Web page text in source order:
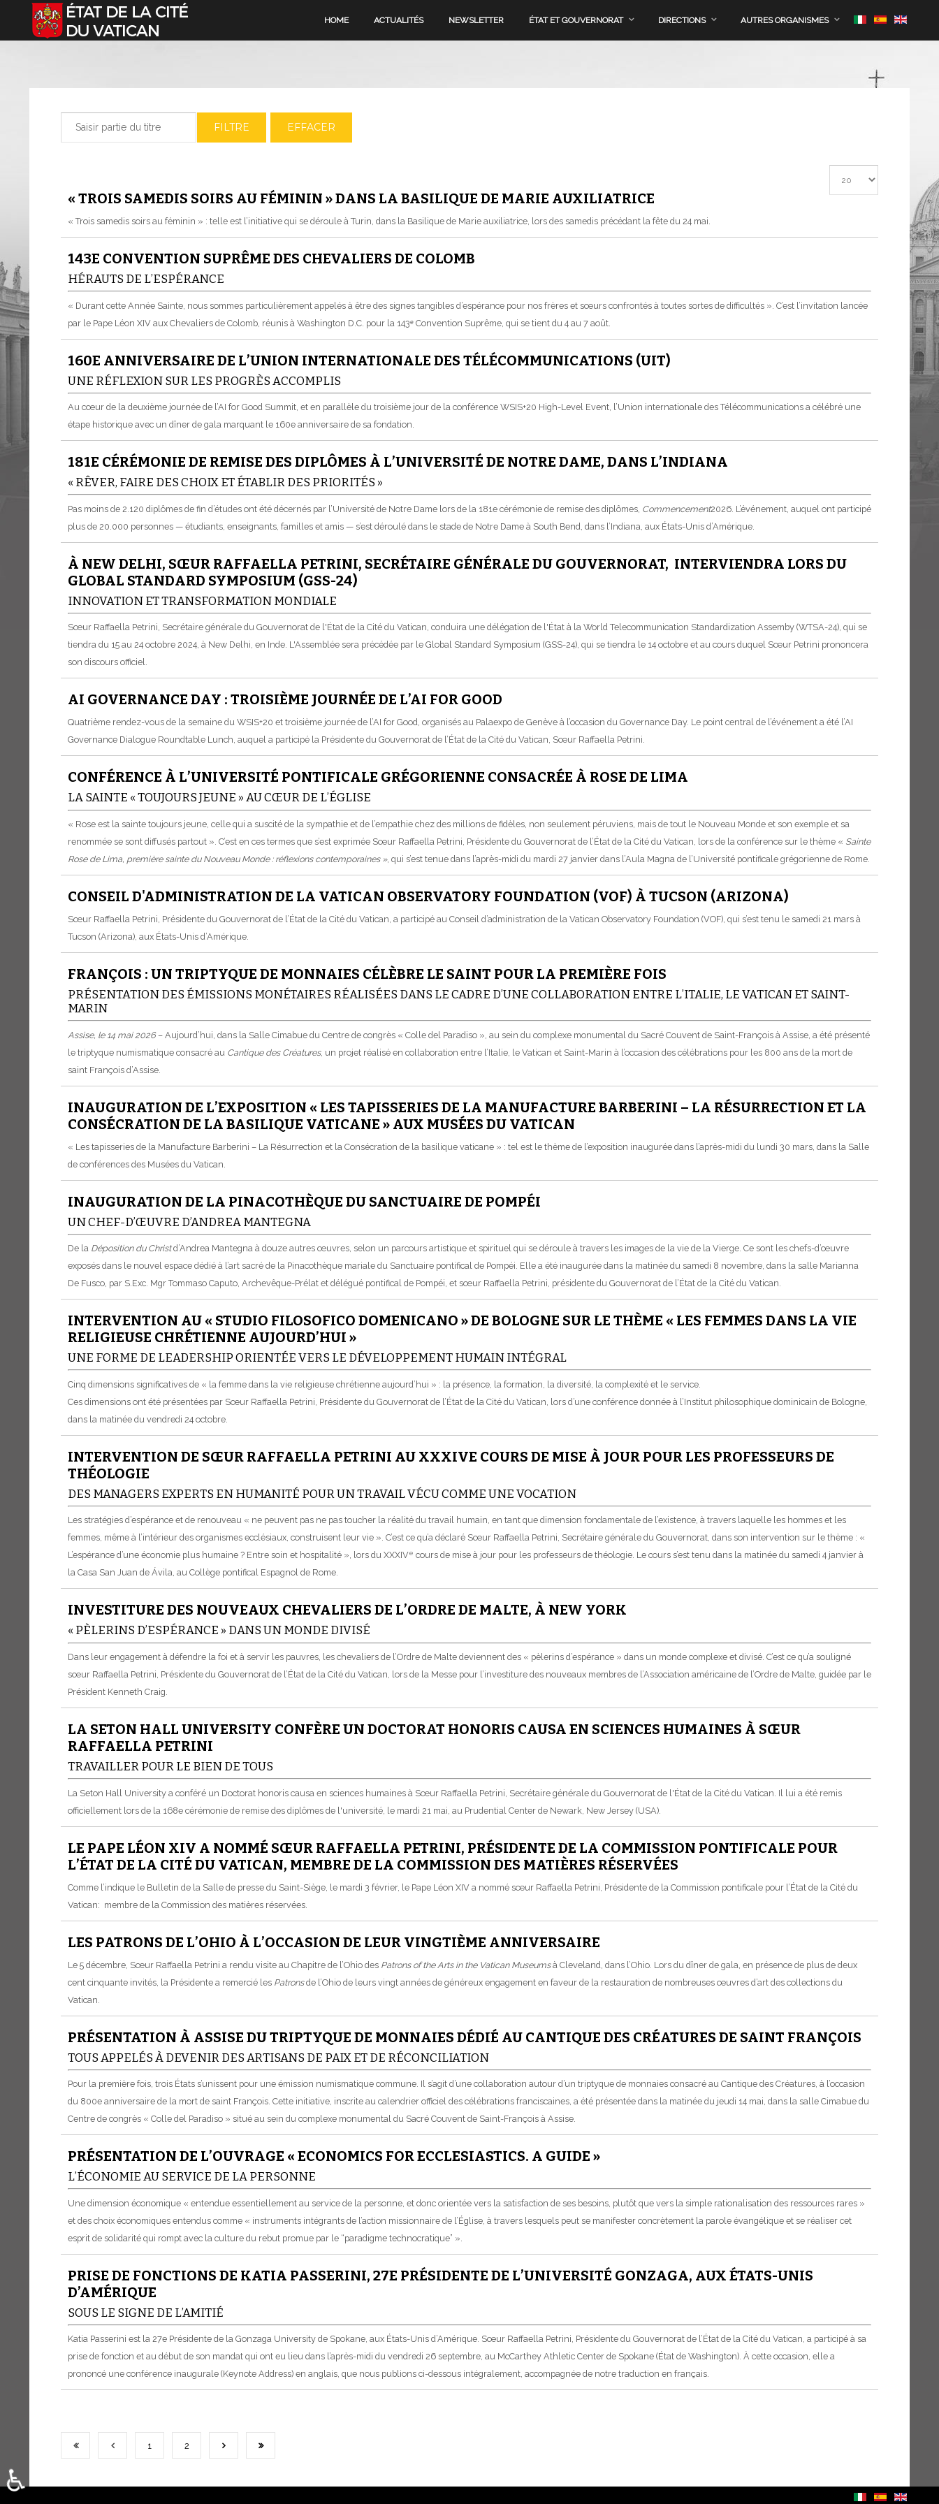
Sélectionnez votre langue HOME ACTUALITÉS NEWSLETTER ÉTAT ET GOUVERNORAT DIRECTIONS AUTRES ORGANISMES
FILTRE EFFACER
« TROIS SAMEDIS SOIRS AU FÉMININ » DANS LA BASILIQUE DE MARIE AUXILIATRICE
« Trois samedis soirs au féminin » : telle est l’initiative qui se déroule à Turin, dans la Basilique de Marie auxiliatrice, lors des samedis précédant la fête du 24 mai.
143E CONVENTION SUPRÊME DES CHEVALIERS DE COLOMB
HÉRAUTS DE L’ESPÉRANCE
« Durant cette Année Sainte, nous sommes particulièrement appelés à être des signes tangibles d’espérance pour nos frères et sœurs confrontés à toutes sortes de difficultés ». C’est l’invitation lancée
par le Pape Léon XIV aux Chevaliers de Colomb, réunis à Washington D.C. pour la 143ᵉ Convention Suprême, qui se tient du 4 au 7 août.
160E ANNIVERSAIRE DE L’UNION INTERNATIONALE DES TÉLÉCOMMUNICATIONS (UIT)
UNE RÉFLEXION SUR LES PROGRÈS ACCOMPLIS
Au cœur de la deuxième journée de l’AI for Good Summit, et en parallèle du troisième jour de la conférence WSIS+20 High-Level Event, l’Union internationale des Télécommunications a célébré une
étape historique avec un dîner de gala marquant le 160e anniversaire de sa fondation.
181E CÉRÉMONIE DE REMISE DES DIPLÔMES À L’UNIVERSITÉ DE NOTRE DAME, DANS L’INDIANA
« RÊVER, FAIRE DES CHOIX ET ÉTABLIR DES PRIORITÉS »
Pas moins de 2.120 diplômes de fin d’études ont été décernés par l’Université de Notre Dame lors de la 181e cérémonie de remise des diplômes, Commencement2026. L’événement, auquel ont participé
plus de 20.000 personnes — étudiants, enseignants, familles et amis — s’est déroulé dans le stade de Notre Dame à South Bend, dans l’Indiana, aux États-Unis d’Amérique.
À NEW DELHI, SŒUR RAFFAELLA PETRINI, SECRÉTAIRE GÉNÉRALE DU GOUVERNORAT, INTERVIENDRA LORS DU
GLOBAL STANDARD SYMPOSIUM (GSS-24)
INNOVATION ET TRANSFORMATION MONDIALE
Sœur Raffaella Petrini, Secrétaire générale du Gouvernorat de l'État de la Cité du Vatican, conduira une délégation de l'État à la World Telecommunication Standardization Assemby (WTSA-24), qui se
tiendra du 15 au 24 octobre 2024, à New Delhi, en Inde. L'Assemblée sera précédée par le Global Standard Symposium (GSS-24), qui se tiendra le 14 octobre et au cours duquel Sœur Petrini prononcera
son discours officiel.
AI GOVERNANCE DAY : TROISIÈME JOURNÉE DE L’AI FOR GOOD
Quatrième rendez-vous de la semaine du WSIS+20 et troisième journée de l’AI for Good, organisés au Palaexpo de Genève à l’occasion du Governance Day. Le point central de l’événement a été l’AI
Governance Dialogue Roundtable Lunch, auquel a participé la Présidente du Gouvernorat de l’État de la Cité du Vatican, Sœur Raffaella Petrini.
CONFÉRENCE À L’UNIVERSITÉ PONTIFICALE GRÉGORIENNE CONSACRÉE À ROSE DE LIMA
LA SAINTE « TOUJOURS JEUNE » AU CŒUR DE L’ÉGLISE
« Rose est la sainte toujours jeune, celle qui a suscité de la sympathie et de l’empathie chez des millions de fidèles, non seulement péruviens, mais de tout le Nouveau Monde et son exemple et sa
renommée se sont diffusés partout ». C’est en ces termes que s’est exprimée Sœur Raffaella Petrini, Présidente du Gouvernorat de l’État de la Cité du Vatican, lors de la conférence sur le thème « Sainte
Rose de Lima, première sainte du Nouveau Monde : réflexions contemporaines », qui s’est tenue dans l’après-midi du mardi 27 janvier dans l’Aula Magna de l’Université pontificale grégorienne de Rome.
CONSEIL D'ADMINISTRATION DE LA VATICAN OBSERVATORY FOUNDATION (VOF) À TUCSON (ARIZONA)
Sœur Raffaella Petrini, Présidente du Gouvernorat de l’État de la Cité du Vatican, a participé au Conseil d’administration de la Vatican Observatory Foundation (VOF), qui s’est tenu le samedi 21 mars à
Tucson (Arizona), aux États-Unis d’Amérique.
FRANÇOIS : UN TRIPTYQUE DE MONNAIES CÉLÈBRE LE SAINT POUR LA PREMIÈRE FOIS
PRÉSENTATION DES ÉMISSIONS MONÉTAIRES RÉALISÉES DANS LE CADRE D’UNE COLLABORATION ENTRE L’ITALIE, LE VATICAN ET SAINT-
MARIN
Assise, le 14 mai 2026– Aujourd’hui, dans la Salle Cimabue du Centre de congrès « Colle del Paradiso », au sein du complexe monumental du Sacré Couvent de Saint-François à Assise, a été présenté
le triptyque numismatique consacré au Cantique des Créatures, un projet réalisé en collaboration entre l’Italie, le Vatican et Saint-Marin à l’occasion des célébrations pour les 800 ans de la mort de
saint François d’Assise.
INAUGURATION DE L’EXPOSITION « LES TAPISSERIES DE LA MANUFACTURE BARBERINI – LA RÉSURRECTION ET LA
CONSÉCRATION DE LA BASILIQUE VATICANE » AUX MUSÉES DU VATICAN
« Les tapisseries de la Manufacture Barberini – La Résurrection et la Consécration de la basilique vaticane » : tel est le thème de l’exposition inaugurée dans l’après-midi du lundi 30 mars, dans la Salle
de conférences des Musées du Vatican.
INAUGURATION DE LA PINACOTHÈQUE DU SANCTUAIRE DE POMPÉI
UN CHEF-D’ŒUVRE D’ANDREA MANTEGNA
De la Déposition du Christd’Andrea Mantegna à douze autres œuvres, selon un parcours artistique et spirituel qui se déroule à travers les images de la vie de la Vierge. Ce sont les chefs-d’œuvre
exposés dans le nouvel espace dédié à l’art sacré de la Pinacothèque mariale du Sanctuaire pontifical de Pompéi. Elle a été inaugurée dans la matinée du samedi 8 novembre, dans la salle Marianna
De Fusco, par S.Exc. Mgr Tommaso Caputo, Archevêque-Prélat et délégué pontifical de Pompéi, et sœur Raffaella Petrini, présidente du Gouvernorat de l’État de la Cité du Vatican.
INTERVENTION AU « STUDIO FILOSOFICO DOMENICANO » DE BOLOGNE SUR LE THÈME « LES FEMMES DANS LA VIE
RELIGIEUSE CHRÉTIENNE AUJOURD’HUI »
UNE FORME DE LEADERSHIP ORIENTÉE VERS LE DÉVELOPPEMENT HUMAIN INTÉGRAL
Cinq dimensions significatives de « la femme dans la vie religieuse chrétienne aujourd’hui » : la présence, la formation, la diversité, la complexité et le service.
Ces dimensions ont été présentées par Sœur Raffaella Petrini, Présidente du Gouvernorat de l’État de la Cité du Vatican, lors d’une conférence donnée à l’Institut philosophique dominicain de Bologne,
dans la matinée du vendredi 24 octobre.
INTERVENTION DE SŒUR RAFFAELLA PETRINI AU XXXIVE COURS DE MISE À JOUR POUR LES PROFESSEURS DE
THÉOLOGIE
DES MANAGERS EXPERTS EN HUMANITÉ POUR UN TRAVAIL VÉCU COMME UNE VOCATION
Les stratégies d’espérance et de renouveau « ne peuvent pas ne pas toucher la réalité du travail humain, en tant que dimension fondamentale de l’existence, à travers laquelle les hommes et les
femmes, même à l’intérieur des organismes ecclésiaux, construisent leur vie ». C’est ce qu’a déclaré Sœur Raffaella Petrini, Secrétaire générale du Gouvernorat, dans son intervention sur le thème : «
L’espérance d’une économie plus humaine ? Entre soin et hospitalité », lors du XXXIVe cours de mise à jour pour les professeurs de théologie. Le cours s’est tenu dans la matinée du samedi 4 janvier à
la Casa San Juan de Ávila, au Collège pontifical Espagnol de Rome.
INVESTITURE DES NOUVEAUX CHEVALIERS DE L’ORDRE DE MALTE, À NEW YORK
« PÈLERINS D’ESPÉRANCE » DANS UN MONDE DIVISÉ
Dans leur engagement à défendre la foi et à servir les pauvres, les chevaliers de l’Ordre de Malte deviennent des « pèlerins d’espérance » dans un monde complexe et divisé. C’est ce qu’a souligné
sœur Raffaella Petrini, Présidente du Gouvernorat de l’État de la Cité du Vatican, lors de la Messe pour l’investiture des nouveaux membres de l’Association américaine de l’Ordre de Malte, guidée par le
Président Kenneth Craig.
LA SETON HALL UNIVERSITY CONFÈRE UN DOCTORAT HONORIS CAUSA EN SCIENCES HUMAINES À SŒUR
RAFFAELLA PETRINI
TRAVAILLER POUR LE BIEN DE TOUS
La Seton Hall University a conféré un Doctorat honoris causa en sciences humaines à Sœur Raffaella Petrini, Secrétaire générale du Gouvernorat de l'État de la Cité du Vatican. Il lui a été remis
officiellement lors de la 168e cérémonie de remise des diplômes de l'université, le mardi 21 mai, au Prudential Center de Newark, New Jersey (USA).
LE PAPE LÉON XIV A NOMMÉ SŒUR RAFFAELLA PETRINI, PRÉSIDENTE DE LA COMMISSION PONTIFICALE POUR
L’ÉTAT DE LA CITÉ DU VATICAN, MEMBRE DE LA COMMISSION DES MATIÈRES RÉSERVÉES
Comme l’indique le Bulletin de la Salle de presse du Saint-Siège, le mardi 3 février, le Pape Léon XIV a nommé sœur Raffaella Petrini, Présidente de la Commission pontificale pour l’État de la Cité du
Vatican: membre de la Commission des matières réservées.
LES PATRONS DE L’OHIO À L’OCCASION DE LEUR VINGTIÈME ANNIVERSAIRE
Le 5 décembre, Sœur Raffaella Petrini a rendu visite au Chapitre de l’Ohio des Patrons of the Arts in the Vatican Museumsà Cleveland, dans l’Ohio. Lors du dîner de gala, en présence de plus de deux
cent cinquante invités, la Présidente a remercié les Patronsde l’Ohio de leurs vingt années de généreux engagement en faveur de la restauration de nombreuses œuvres d’art des collections du
Vatican.
PRÉSENTATION À ASSISE DU TRIPTYQUE DE MONNAIES DÉDIÉ AU CANTIQUE DES CRÉATURES DE SAINT FRANÇOIS
TOUS APPELÉS À DEVENIR DES ARTISANS DE PAIX ET DE RÉCONCILIATION
Pour la première fois, trois États s’unissent pour une émission numismatique commune. Il s’agit d’une collaboration autour d’un triptyque de monnaies consacré au Cantique des Créatures, à l’occasion
du 800e anniversaire de la mort de saint François. Cette initiative, inscrite au calendrier officiel des célébrations franciscaines, a été présentée dans la matinée du jeudi 14 mai, dans la salle Cimabue du
Centre de congrès « Colle del Paradiso » situé au sein du complexe monumental du Sacré Couvent de Saint-François à Assise.
PRÉSENTATION DE L’OUVRAGE « ECONOMICS FOR ECCLESIASTICS. A GUIDE »
L’ÉCONOMIE AU SERVICE DE LA PERSONNE
Une dimension économique « entendue essentiellement au service de la personne, et donc orientée vers la satisfaction de ses besoins, plutôt que vers la simple rationalisation des ressources rares »
et des choix économiques entendus comme « instruments intégrants de l’action missionnaire de l’Église, à travers lesquels peut se manifester concrètement la parole évangélique et se réaliser cet
esprit de solidarité qui rompt avec la culture du rebut promue par le “paradigme technocratique” ».
PRISE DE FONCTIONS DE KATIA PASSERINI, 27E PRÉSIDENTE DE L’UNIVERSITÉ GONZAGA, AUX ÉTATS-UNIS
D’AMÉRIQUE
SOUS LE SIGNE DE L’AMITIÉ
Katia Passerini est la 27e Présidente de la Gonzaga University de Spokane, aux États-Unis d’Amérique. Sœur Raffaella Petrini, Présidente du Gouvernorat de l’État de la Cité du Vatican, a participé à sa
prise de fonction et au début de son mandat qui ont eu lieu dans l’après-midi du vendredi 26 septembre, au McCarthey Athletic Center de Spokane (État de Washington). À cette occasion, elle a
prononcé une conférence inaugurale (Keynote Address) en anglais, que nous publions ci-dessous intégralement, accompagnée de notre traduction en français.
1 2